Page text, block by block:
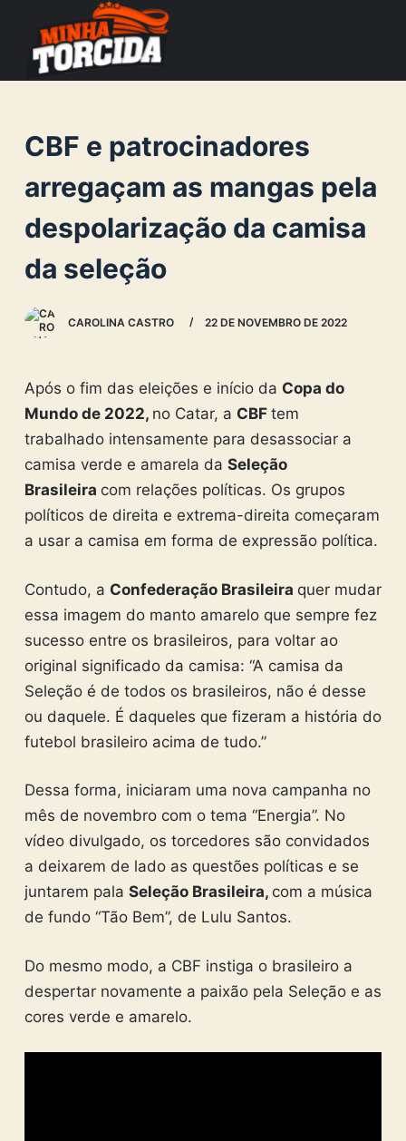
o
o
n
e
CBF e patrocinadores
arregaçam as mangas pela
despolarização da camisa
da seleção
CAROLINA CASTRO 22 DE NOVEMBRO DE 2022
Após o fim das eleições e início da Copa do
Mundo de 2022, no Catar, a CBF tem
trabalhado intensamente para desassociar a
camisa verde e amarela da Seleção
Brasileira com relações políticas. Os grupos
políticos de direita e extrema-direita começaram
a usar a camisa em forma de expressão política.
Contudo, a Confederação Brasileira quer mudar
essa imagem do manto amarelo que sempre fez
sucesso entre os brasileiros, para voltar ao
original significado da camisa: “A camisa da
Seleção é de todos os brasileiros, não é desse
ou daquele. É daqueles que fizeram a história do
futebol brasileiro acima de tudo.”
Dessa forma, iniciaram uma nova campanha no
mês de novembro com o tema “Energia”. No
vídeo divulgado, os torcedores são convidados
a deixarem de lado as questões políticas e se
juntarem pala Seleção Brasileira, com a música
de fundo “Tão Bem”, de Lulu Santos.
Do mesmo modo, a CBF instiga o brasileiro a
despertar novamente a paixão pela Seleção e as
cores verde e amarelo.